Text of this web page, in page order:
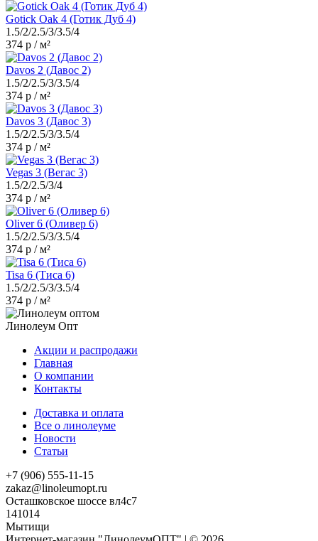
Gotick Oak 4 (Готик Дуб 4)
1.5/2/2.5/3/3.5/4
374 р / м²
Davos 2 (Давос 2)
1.5/2/2.5/3/3.5/4
374 р / м²
Davos 3 (Давос 3)
1.5/2/2.5/3/3.5/4
374 р / м²
Vegas 3 (Вегас 3)
1.5/2/2.5/3/4
374 р / м²
Oliver 6 (Оливер 6)
1.5/2/2.5/3/3.5/4
374 р / м²
Tisa 6 (Тиса 6)
1.5/2/2.5/3/3.5/4
374 р / м²
Линолеум Опт
Акции и распродажи
Главная
О компании
Контакты
Доставка и оплата
Все о линолеуме
Новости
Статьи
+7 (906) 555-11-15
zakaz@linoleumopt.ru
Осташковское шоссе вл4с7
141014
Мытищи